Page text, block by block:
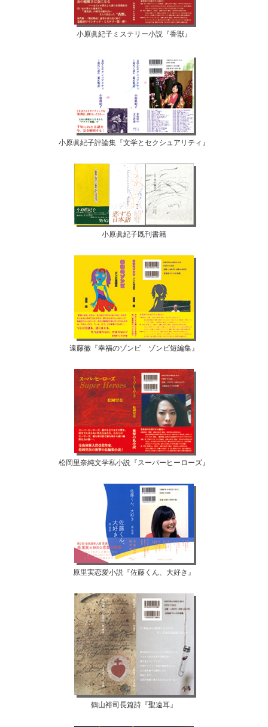
小原眞紀子ミステリー小説『香獣』
小原眞紀子評論集『文学とセクシュアリティ』
小原眞紀子既刊書籍
遠藤徹『幸福のゾンビ ゾンビ短編集』
松岡里奈純文学私小説『スーパーヒーローズ』
原里実恋愛小説『佐藤くん、大好き』
鶴山裕司長篇詩『聖遠耳』